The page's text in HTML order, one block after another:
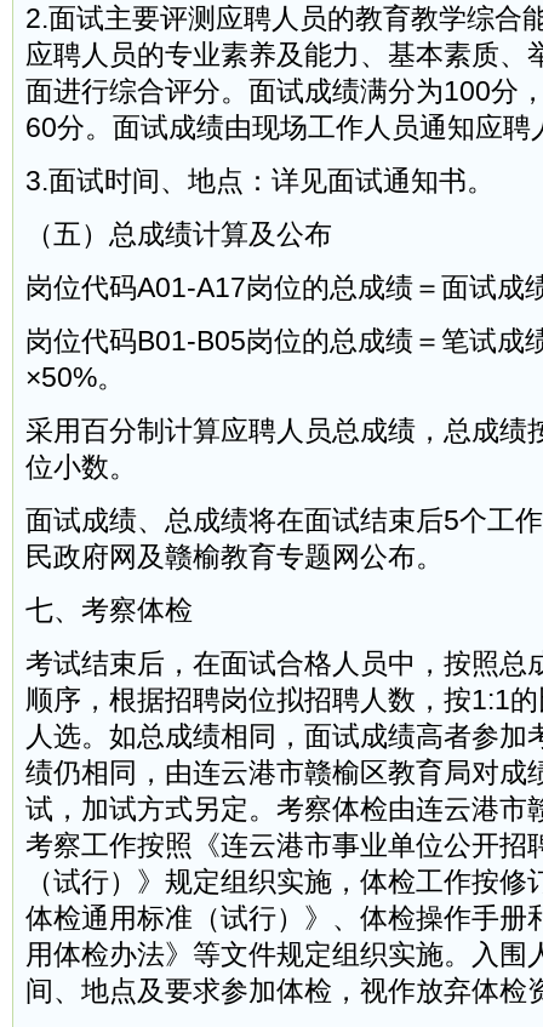
2.面试主要评测应聘人员的教育教学综合
应聘人员的专业素养及能力、基本素质、
面进行综合评分。面试成绩满分为100分
60分。面试成绩由现场工作人员通知应聘
3.面试时间、地点：详见面试通知书。
（五）总成绩计算及公布
岗位代码A01-A17岗位的总成绩＝面试成
岗位代码B01-B05岗位的总成绩＝笔试成
×50%。
采用百分制计算应聘人员总成绩，总成绩
位小数。
面试成绩、总成绩将在面试结束后5个工
民政府网及赣榆教育专题网公布。
七、考察体检
考试结束后，在面试合格人员中，按照总
顺序，根据招聘岗位拟招聘人数，按1:1
人选。如总成绩相同，面试成绩高者参加
绩仍相同，由连云港市赣榆区教育局对成
试，加试方式另定。考察体检由连云港市
考察工作按照《连云港市事业单位公开招
（试行）》规定组织实施，体检工作按
体检通用标准（试行）》、体检操作手册
用体检办法》等文件规定组织实施。入围
间、地点及要求参加体检，视作放弃体检